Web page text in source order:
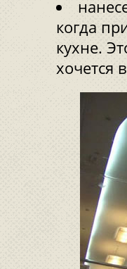
когда
кухне.
хочется